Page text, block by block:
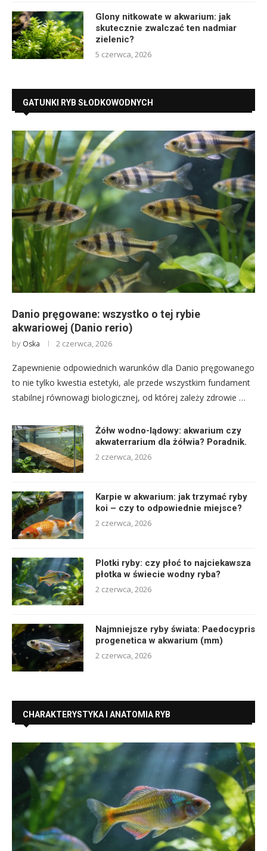
Glony nitkowate w akwarium: jak
skutecznie zwalczać ten nadmiar
zielenic?
5 czerwca, 2026
GATUNKI RYB SŁODKOWODNYCH
Danio pręgowane: wszystko o tej rybie
akwariowej (Danio rerio)
by Oska 2 czerwca, 2026
Zapewnienie odpowiednich warunków dla Danio pręgowanego
to nie tylko kwestia estetyki, ale przede wszystkim fundament
stabilnej równowagi biologicznej, od której zależy zdrowie …
Żółw wodno-lądowy: akwarium czy
akwaterrarium dla żółwia? Poradnik.
2 czerwca, 2026
Karpie w akwarium: jak trzymać ryby
koi – czy to odpowiednie miejsce?
2 czerwca, 2026
Plotki ryby: czy płoć to najciekawsza
płotka w świecie wodny ryba?
2 czerwca, 2026
Najmniejsze ryby świata: Paedocypris
progenetica w akwarium (mm)
2 czerwca, 2026
CHARAKTERYSTYKA I ANATOMIA RYB